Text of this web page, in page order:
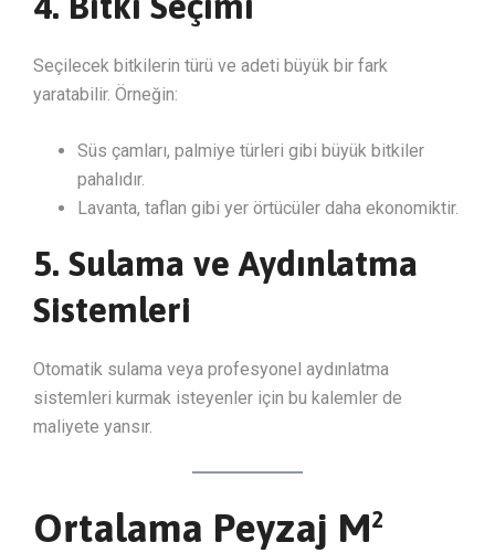
Seçilecek bitkilerin türü ve adeti büyük bir fark
yaratabilir. Örneğin:
Süs çamları, palmiye türleri gibi büyük bitkiler
pahalıdır.
Lavanta, taflan gibi yer örtücüler daha ekonomiktir.
5. Sulama ve Aydınlatma
Sistemleri
Otomatik sulama veya profesyonel aydınlatma
sistemleri kurmak isteyenler için bu kalemler de
maliyete yansır.
Ortalama Peyzaj M²